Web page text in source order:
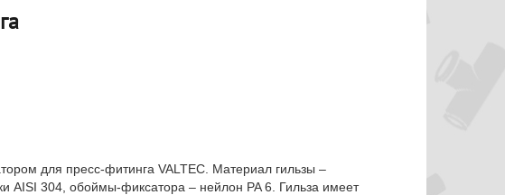
для пресс-фитинга VALTEC. Материал гильзы –
AISI 304, обоймы-фиксатора – нейлон PA 6. Гильза имеет